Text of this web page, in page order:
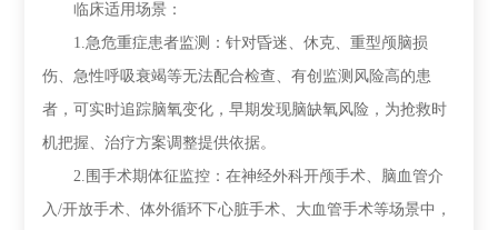
临床适用场景：
1.急危重症患者监测：针对昏迷、休克、重型颅脑损
伤、急性呼吸衰竭等无法配合检查、有创监测风险高的患
者，可实时追踪脑氧变化，早期发现脑缺氧风险，为抢救时
机把握、治疗方案调整提供依据。
2.围手术期体征监控：在神经外科开颅手术、脑血管介
入/开放手术、体外循环下心脏手术、大血管手术等场景中，